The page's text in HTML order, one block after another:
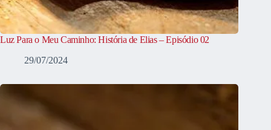
Luz Para o Meu Caminho: História de Elias – Episódio 02
29/07/2024